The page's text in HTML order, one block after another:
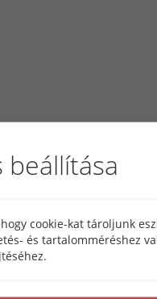
beállítása
cookie-kat tároljunk
és tartalomméréshez